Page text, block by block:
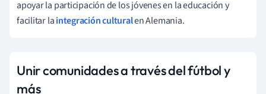
apoyar la participación de los jóvenes en la educación y
facilitar laintegración culturalen Alemania.
Unir comunidades a través del fútbol y
más